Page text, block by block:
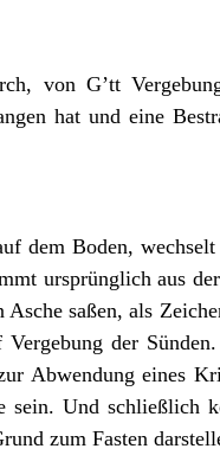
von G’tt
hat und eine
dem Boden, wechselt
ursprünglich aus
saßen, als
der
Abwendung eines
sein. Und schließlich
zum Fasten